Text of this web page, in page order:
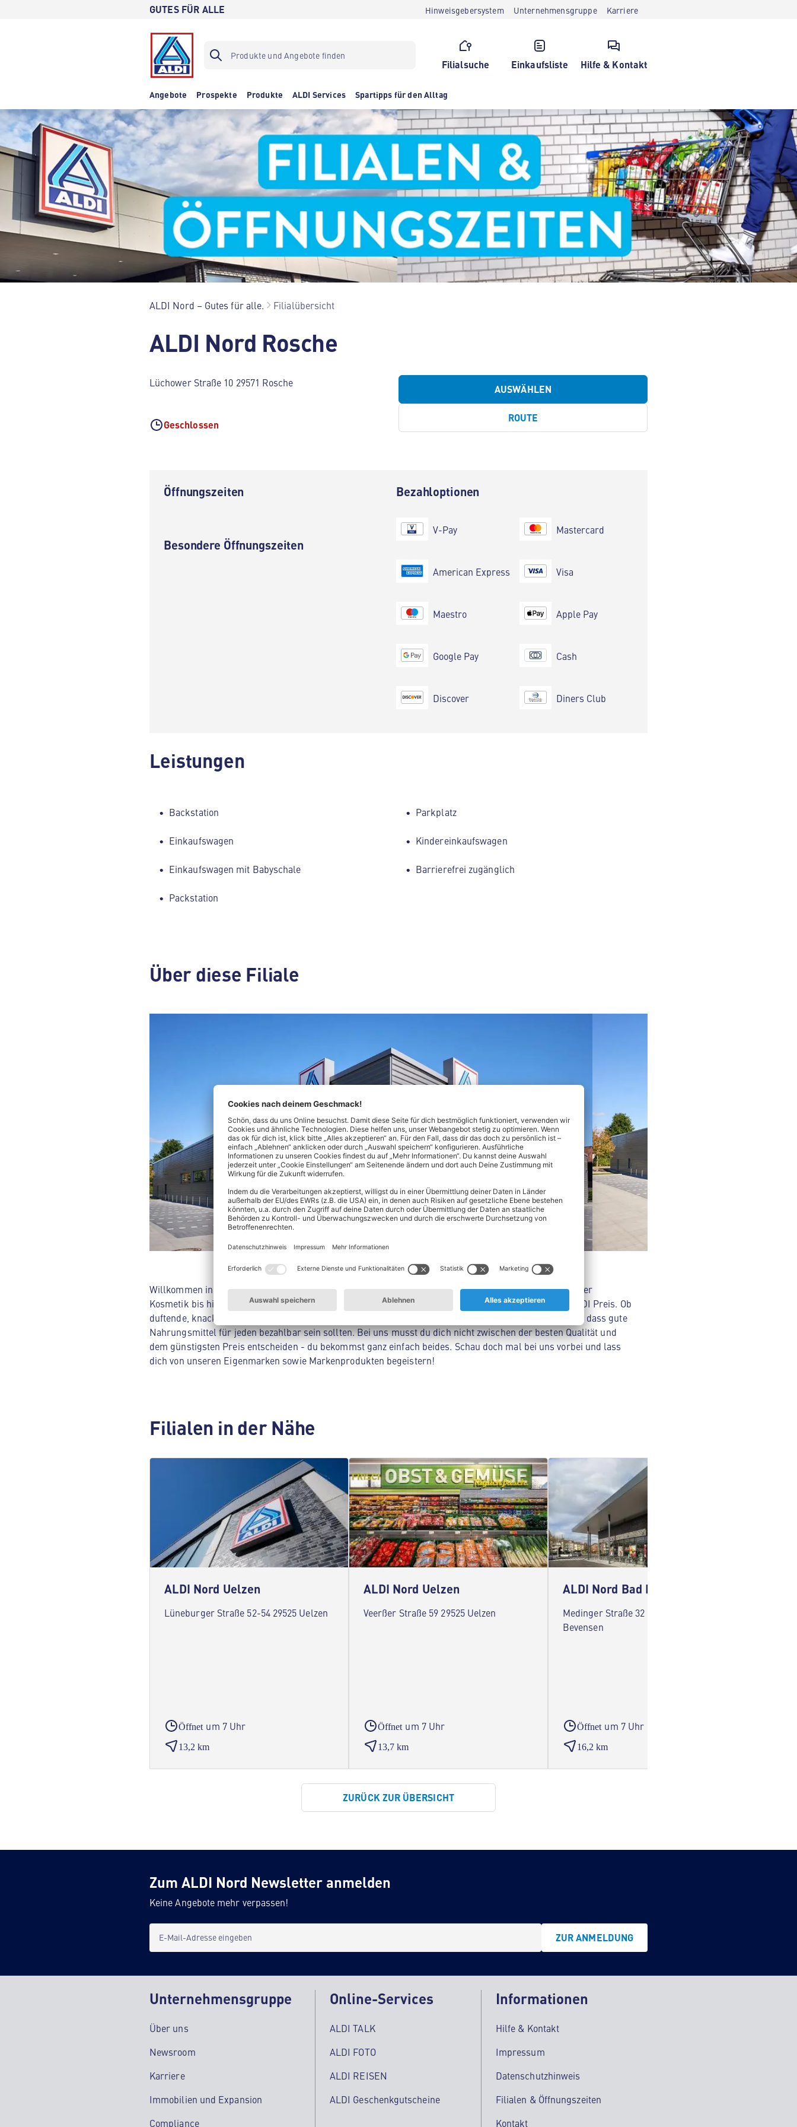
GUTES FÜR ALLE Hinweisgebersystem Unternehmensgruppe Karriere
Filialsuche Einkaufsliste Hilfe & Kontakt
Angebote Prospekte Produkte ALDI Services Spartipps für den Alltag
ALDI Nord – Gutes für alle. Filialübersicht
ALDI Nord Rosche
Lüchower Straße 10 29571 Rosche
Geschlossen
AUSWÄHLEN
ROUTE
Öffnungszeiten
Besondere Öffnungszeiten
Bezahloptionen
V-Pay
American Express
Maestro
Google Pay
Discover
Mastercard
Visa
Apple Pay
Cash
Diners Club
Leistungen
Backstation Parkplatz
Einkaufswagen Kindereinkaufswagen
Einkaufswagen mit Babyschale Barrierefrei zugänglich
Packstation
Über diese Filiale
Willkommen in deinem ALDI Nord! Hier findest du alles, was dein Herz begehrt - von Lebensmitteln über
Kosmetik bis hin zu Haushaltsprodukten. Unser Spezialgebiet? Hochwertige Produkte zum Original ALDI Preis. Ob
duftende, knackige Backwaren oder täglich frisches Obst und Gemüse aus deiner Region: Wir glauben, dass gute
Nahrungsmittel für jeden bezahlbar sein sollten. Bei uns musst du dich nicht zwischen der besten Qualität und
dem günstigsten Preis entscheiden - du bekommst ganz einfach beides. Schau doch mal bei uns vorbei und lass
dich von unseren Eigenmarken sowie Markenprodukten begeistern!
Filialen in der Nähe
ALDI Nord Uelzen
Lüneburger Straße 52-54 29525 Uelzen
Öffnet um 7 Uhr
13,2 km
ALDI Nord Uelzen
Veerßer Straße 59 29525 Uelzen
Öffnet um 7 Uhr
13,7 km
ALDI Nord Bad Bevensen
Medinger Straße 32 29549 Bad
Bevensen
Öffnet um 7 Uhr
16,2 km
ZURÜCK ZUR ÜBERSICHT
Zum ALDI Nord Newsletter anmelden
Keine Angebote mehr verpassen!
E-Mail-Adresse eingeben ZUR ANMELDUNG
Unternehmensgruppe
Über uns
Newsroom
Karriere
Immobilien und Expansion
Compliance
Online-Services
ALDI TALK
ALDI FOTO
ALDI REISEN
ALDI Geschenkgutscheine
Informationen
Hilfe & Kontakt
Impressum
Datenschutzhinweis
Filialen & Öffnungszeiten
Kontakt